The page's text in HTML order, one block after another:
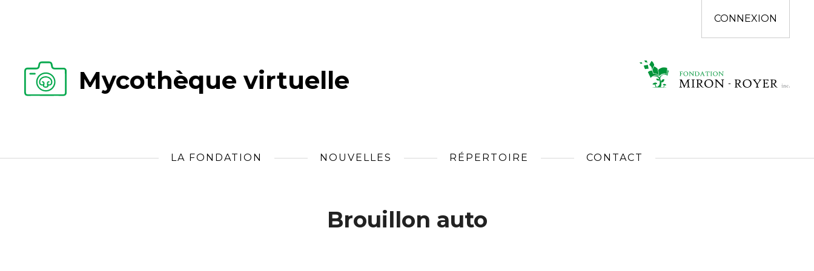
CONNEXION
Mycothèque virtuelle
LA FONDATION NOUVELLES RÉPERTOIRE CONTACT
Brouillon auto